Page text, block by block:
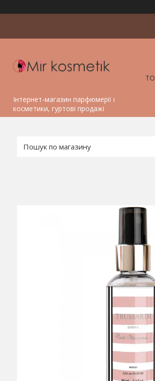
Інтернет-магазин парфюмерії і
косметики, гуртові продажі